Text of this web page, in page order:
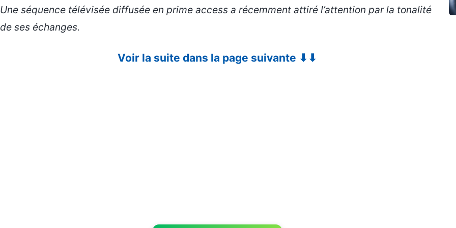
Une séquence télévisée diffusée en prime access a récemment attiré l’attention par la tonalité
de ses échanges.
Voir la suite dans la page suivante ⬇⬇